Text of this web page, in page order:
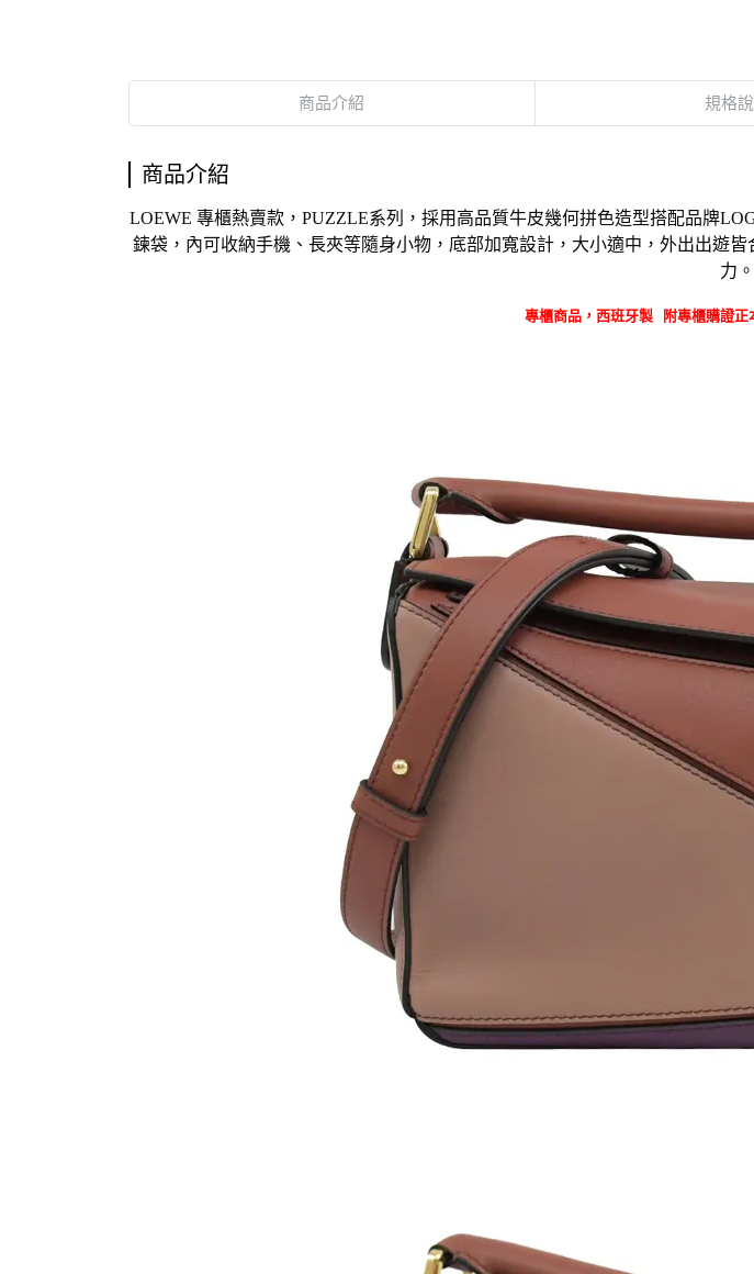
商品介紹 規格
商品介紹
LOEWE 專櫃熱賣款， PUZZLE系列，採用高品質牛皮幾何拼色造型搭配品牌
鍊袋，內可收納手機、長夾等隨身小物，底部加寬設計，大小適中，外出出遊
力。
專櫃商品，西班牙製 附專櫃購證正